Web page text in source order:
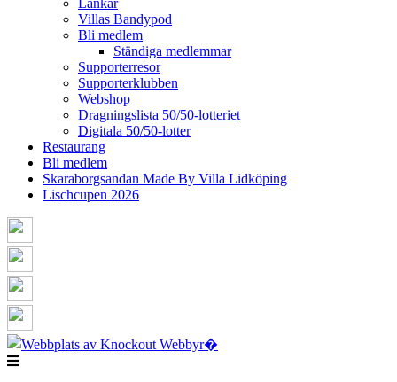
Villas Bandypod
Bli medlem
Ständiga medlemmar
Supporterresor
Supporterklubben
Webshop
Dragningslista 50/50-lotteriet
Digitala 50/50-lotter
Restaurang
Bli medlem
Skaraborgsandan Made By Villa Lidköping
Lischcupen 2026